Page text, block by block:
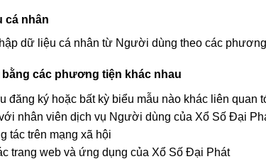
cá nhân
dữ liệu cá nhân từ Người dùng theo các
các phương tiện khác nhau
đăng ký hoặc bất kỳ biểu mẫu nào khác liên quan
nhân viên dịch vụ Người dùng của Xổ Số Đại
tác trên mạng xã hội
trang web và ứng dụng của Xổ Số Đại Phát